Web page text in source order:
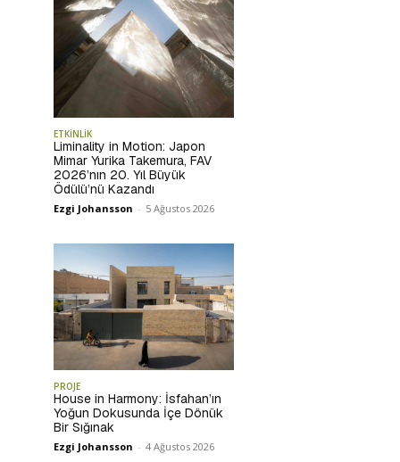
ETKİNLİK
Liminality in Motion: Japon
Mimar Yurika Takemura, FAV
2026’nın 20. Yıl Büyük
Ödülü’nü Kazandı
Ezgi Johansson - 5 Ağustos 2026
PROJE
House in Harmony: İsfahan’ın
Yoğun Dokusunda İçe Dönük
Bir Sığınak
Ezgi Johansson - 4 Ağustos 2026